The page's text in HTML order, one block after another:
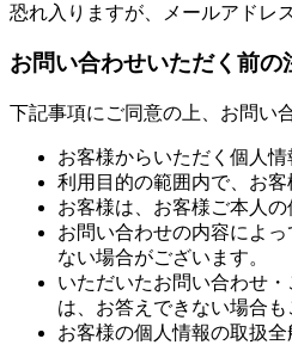
恐れ入りますが、メールアドレ
お問い合わせいただく前の
下記事項にご同意の上、お問い
お客様からいただく個人
利用目的の範囲内で、お
お客様は、お客様ご本人
お問い合わせの内容によ
ない場合がございます。
いただいたお問い合わせ
は、お答えできない場合
お客様の個人情報の取扱